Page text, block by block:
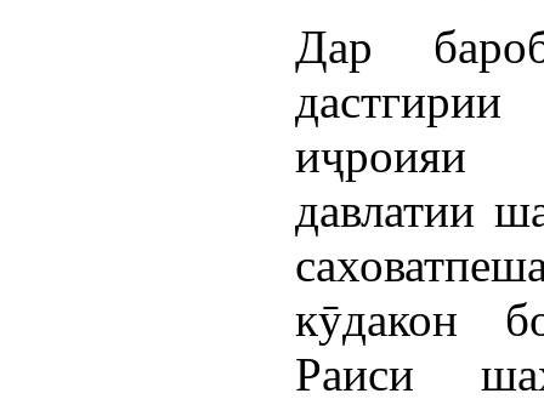
Дар
иҷроияи
давлатии
кӯдакон
Раиси